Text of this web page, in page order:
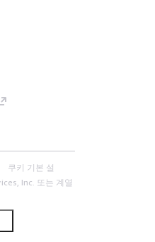
쿠키 기본 설
Inc. 또는 계열